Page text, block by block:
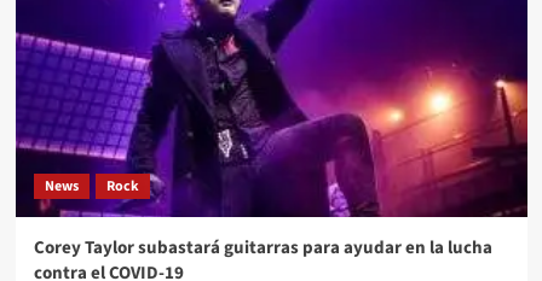
News Rock
Corey Taylor subastará guitarras para ayudar en la lucha
contra el COVID-19